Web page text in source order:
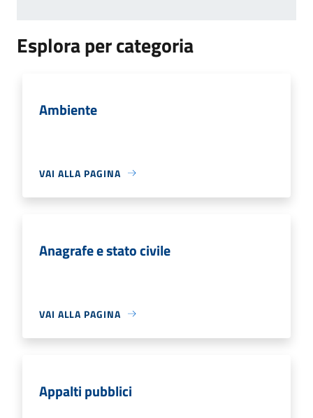
Esplora per categoria
Ambiente
VAI ALLA PAGINA
Anagrafe e stato civile
VAI ALLA PAGINA
Appalti pubblici